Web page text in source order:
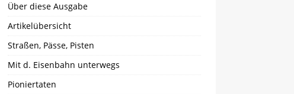
Über diese Ausgabe
Artikelübersicht
Straßen, Pässe, Pisten
Mit d. Eisenbahn unterwegs
Pioniertaten